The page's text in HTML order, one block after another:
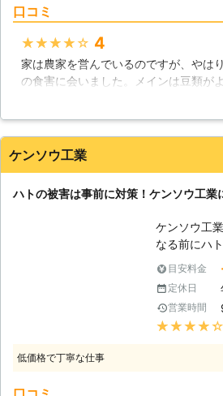
また同じ場
と言う方も
は「同じ動
性がありま
ては生活の
為、放置し
て糞による
ハトの性格
諦めない」
す。又、帰
処するのが
が多く見え
さい】 弊社
無料で承っ
口コミ
★★★★★ 4
家は農家を営んでいるのですが、やは
の食害に会いました。メインは豆類が
豆は何割かはやられてしまいました。
たのですごく助かりました。
福岡県 福岡市東区 2016年12月31日
ケンソウ工業
ハトの被害は事前に対策！ケンソウ工業
ケンソウ工
なる前にハ
屋です。ハ
に回ってし
り、悩まさ
しょう。ま
あり、あら
目安料金
定休日
営業時間
★★★★★
低価格で丁寧な仕事